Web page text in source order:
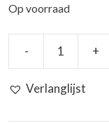
Op voorraad
- +
Verlanglijst